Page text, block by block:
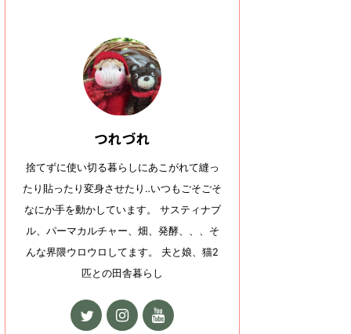
つれづれ
捨てずに使い切る暮らしにあこがれて縫っ
たり貼ったり変身させたり‥いつもごそごそ
なにか手を動かしています。 サスティナブ
ル、パーマカルチャー、畑、発酵、、、そ
んな界隈ウロウロしてます。 夫と娘、猫2
匹との田舎暮らし